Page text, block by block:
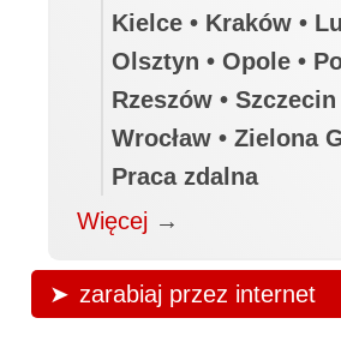
Kielce • Kraków •
Olsztyn • Opole •
Rzeszów • Szczecin
Wrocław • Zielona
Praca zdalna
Więcej →
zarabiaj przez internet